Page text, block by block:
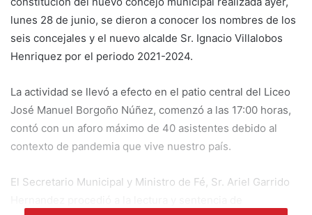
lunes 28 de junio, se dieron a conocer los nombres de los
seis concejales y el nuevo alcalde Sr. Ignacio Villalobos
Henriquez por el periodo 2021-2024.
La actividad se llevó a efecto en el patio central del Liceo
José Manuel Borgoño Núñez, comenzó a las 17:00 horas,
contó con un aforo máximo de 40 asistentes debido al
contexto de pandemia que vive nuestro país.
El Secretario Municipal y Ministro de Fé, Sr. Ariel Garrido